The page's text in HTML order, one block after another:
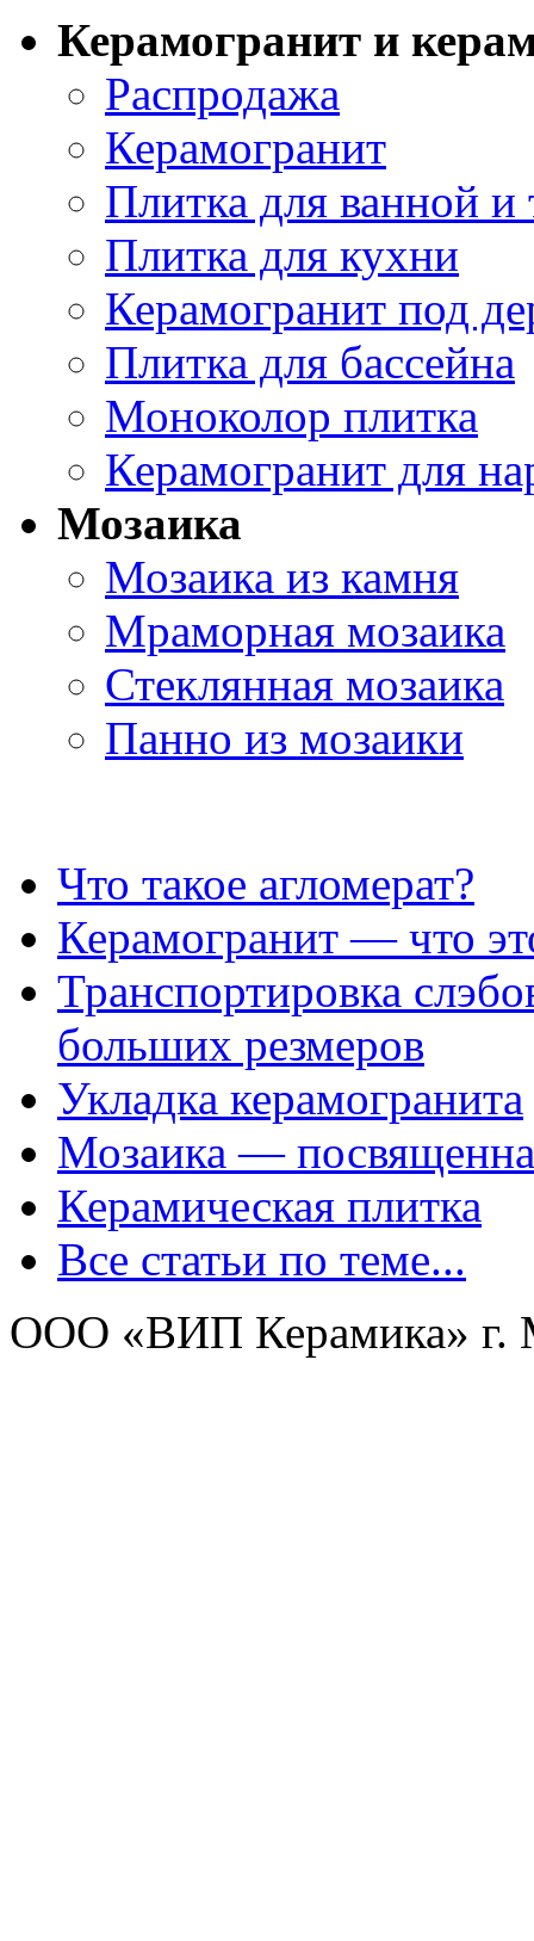
Керамогранит и
Распродажа
Керамогранит
Плитка для ванной и
Плитка для кухни
Керамогранит под
Плитка для бассейна
Моноколор плитка
Керамогранит для
Мозаика
Мозаика из камня
Мраморная мозаика
Стеклянная мозаика
Панно из мозаики
Что такое агломерат?
Керамогранит — что
Транспортировка
больших резмеров
Укладка керамогранита
Мозаика —
Керамическая плитка
Все статьи по теме...
ООО «ВИП Керамика» г.